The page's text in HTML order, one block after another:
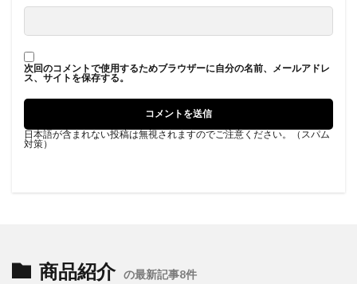
次回のコメントで使用するためブラウザーに自分の名前、メールアドレ
ス、サイトを保存する。
日本語が含まれない投稿は無視されますのでご注意ください。（スパム
対策）
商品紹介 の最新記事8件